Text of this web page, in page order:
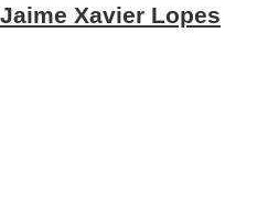
Jaime Xavier Lopes